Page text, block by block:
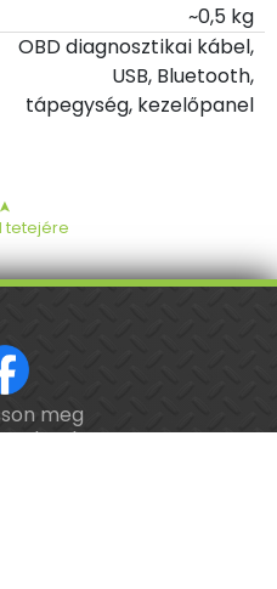
~0,5 kg
OBD diagnosztikai kábel,
USB, Bluetooth,
tápegység, kezelőpanel
➤
tetejére
meg